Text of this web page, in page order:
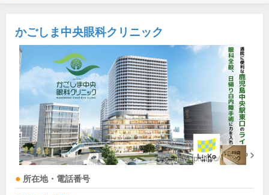
かごしま中央眼科クリニック
所在地・電話番号